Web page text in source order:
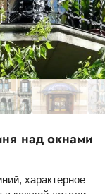
над окнами
характерное